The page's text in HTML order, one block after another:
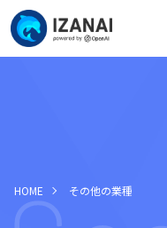
HOME その他の業種